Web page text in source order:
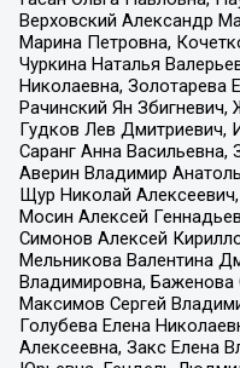
Верховский Александр
Марина Петровна,
Чуркина Наталья
Николаевна, Золотарева
Рачинский Ян
Гудков Лев
Саранг Анна Васильевна,
Аверин Владимир
Щур Николай
Мосин Алексей
Симонов Алексей
Мельникова Валентина
Владимировна, Баженова
Максимов Сергей
Голубева Елена
Алексеевна, Закс Елена